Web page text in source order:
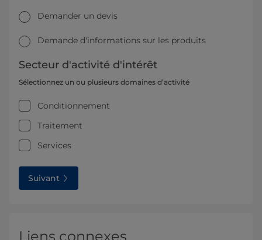
Demander un devis
Demande d'informations sur les produits
Secteur d'activité d'intérêt
Sélectionnez un ou plusieurs domaines d’activité
Conditionnement
Traitement
Services
Suivant
Liens connexes